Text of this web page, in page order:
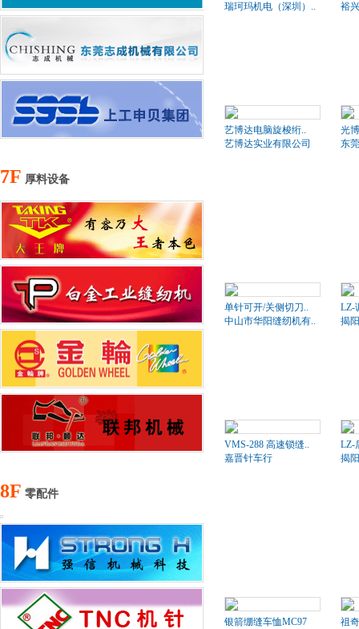
瑞珂玛机电（深圳）..
裕
艺博达电脑旋梭绗..
艺博达实业有限公司
光
东
7F 厚料设备
单针可开/关侧切刀..
中山市华阳缝纫机有..
LZ-
揭
VMS-288 高速锁缝..
嘉晋针车行
LZ-
揭
8F 零配件
银箭绷缝车恤MC97
祖